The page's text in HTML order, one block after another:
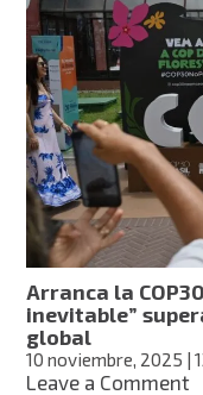
El
se
Arranca la
inevitable”
global
10 noviembre, 2025 |
Leave a Commenton